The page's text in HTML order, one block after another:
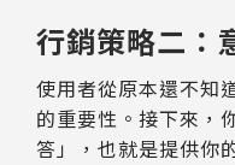
行銷策略二：
使用者從原本還不知
的重要性。接下來，
答」，也就是提供你